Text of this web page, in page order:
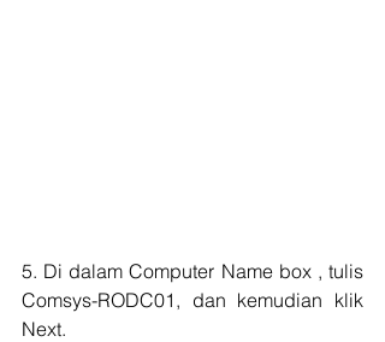
5. Di dalam Computer Name box , tulis
Comsys-RODC01, dan kemudian klik
Next.